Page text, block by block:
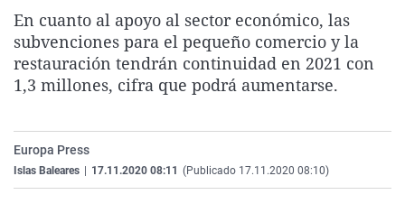
La rosa de los vientos
Gente viajera
Como el perro y el
Caso
Retornados
Equipo de
Extremadura
Galicia
La Rioja
Virales
Televisión
Elecciones
En cuanto al apoyo al sector económico, las
subvenciones para el pequeño comercio y la
restauración tendrán continuidad en 2021 con
1,3 millones, cifra que podrá aumentarse.
Europa Press
Islas Baleares 17.11.2020 08:11 (Publicado 17.11.2020 08:10)